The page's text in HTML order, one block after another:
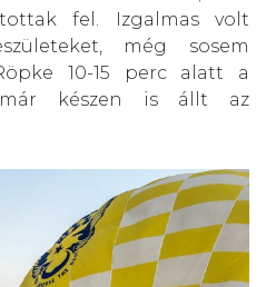
fel. Izgalmas volt
még sosem
10-15 perc alatt a
már készen is állt az